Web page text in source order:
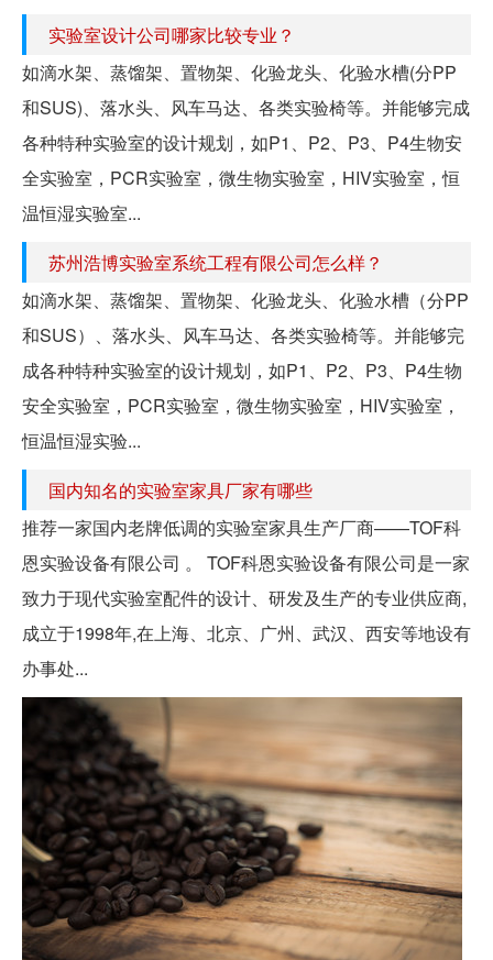
实验室设计公司哪家比较专业？
如滴水架、蒸馏架、置物架、化验龙头、化验水槽(分PP
和SUS)、落水头、风车马达、各类实验椅等。并能够完成
各种特种实验室的设计规划，如P1、P2、P3、P4生物安
全实验室，PCR实验室，微生物实验室，HIV实验室，恒
温恒湿实验室...
苏州浩博实验室系统工程有限公司怎么样？
如滴水架、蒸馏架、置物架、化验龙头、化验水槽（分PP
和SUS）、落水头、风车马达、各类实验椅等。并能够完
成各种特种实验室的设计规划，如P1、P2、P3、P4生物
安全实验室，PCR实验室，微生物实验室，HIV实验室，
恒温恒湿实验...
国内知名的实验室家具厂家有哪些
推荐一家国内老牌低调的实验室家具生产厂商——TOF科
恩实验设备有限公司 。 TOF科恩实验设备有限公司是一家
致力于现代实验室配件的设计、研发及生产的专业供应商,
成立于1998年,在上海、北京、广州、武汉、西安等地设有
办事处...